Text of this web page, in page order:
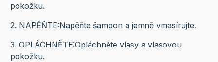
pokožku.
2. NAPĚŇTE:Napěňte šampon a jemně vmasírujte.
3. OPLÁCHNĚTE:Opláchněte vlasy a vlasovou
pokožku.